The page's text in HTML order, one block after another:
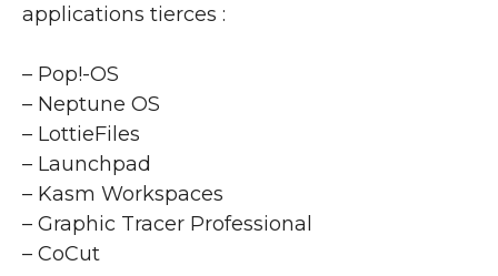
applications tierces :
– Pop!-OS
– Neptune OS
– LottieFiles
– Launchpad
– Kasm Workspaces
– Graphic Tracer Professional
– CoCut